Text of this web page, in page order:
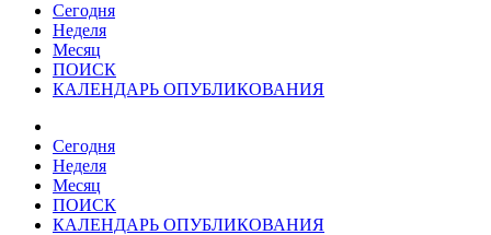
Сегодня
Неделя
Месяц
ПОИСК
КАЛЕНДАРЬ ОПУБЛИКОВАНИЯ
Сегодня
Неделя
Месяц
ПОИСК
КАЛЕНДАРЬ ОПУБЛИКОВАНИЯ